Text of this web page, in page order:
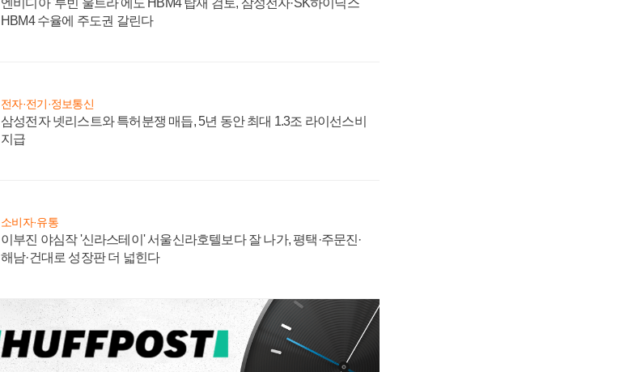
HBM4 수율에 주도권 갈린다
전자·전기·정보통신
삼성전자 넷리스트와 특허분쟁 매듭, 5년 동안 최대 1.3조 라이선스비
지급
소비자·유통
이부진 야심작 '신라스테이' 서울신라호텔보다 잘 나가, 평택·주문진·
해남·건대로 성장판 더 넓힌다